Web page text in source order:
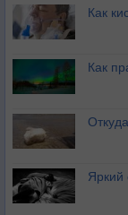
Как
Как
Яркий